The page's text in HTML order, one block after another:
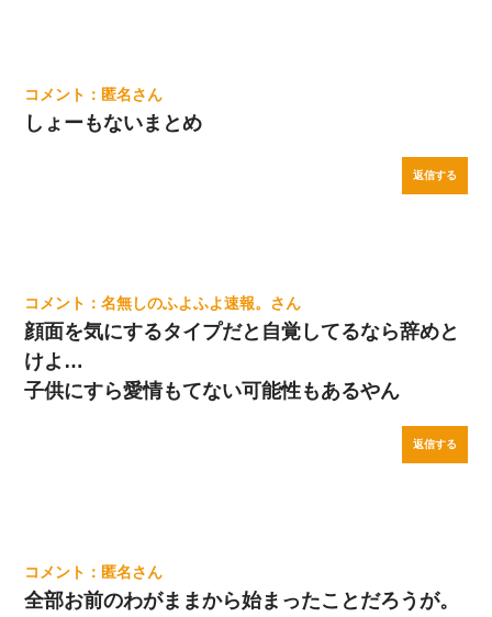
匿名
しょーもないまとめ
返信する
名無しのふよふよ速報。
顔面を気にするタイプだと自覚してるなら辞めと
けよ…
子供にすら愛情もてない可能性もあるやん
返信する
匿名
全部お前のわがままから始まったことだろうが。